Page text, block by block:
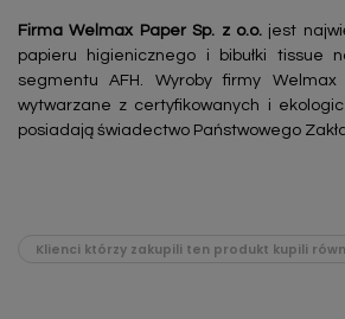
FirmaWelmax Paper Sp. z o.o. jest
papieru higienicznego i bibułki tissue
segmentu AFH. Wyroby firmy
wytwarzane z certyfikowanych i
posiadają świadectwo Państwowego
Klienci którzy zakupili ten produkt kupili